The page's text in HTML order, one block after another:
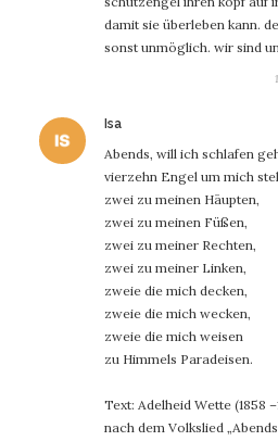
damit sie überleben kann.
sonst unmöglich. wir sind
Isa
Abends, will ich schlafen
vierzehn Engel um mich
zwei zu meinen Häupten,
zwei zu meinen Füßen,
zwei zu meiner Rechten,
zwei zu meiner Linken,
zweie die mich decken,
zweie die mich wecken,
zweie die mich weisen
zu Himmels Paradeisen.
Text: Adelheid Wette (1858
nach dem Volkslied